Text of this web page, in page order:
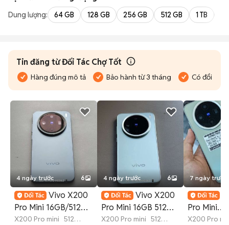
Dung lượng: 64 GB 128 GB 256 GB 512 GB 1 TB
Tin đăng từ Đối Tác Chợ Tốt
Hàng đúng mô tả Bảo hành từ 3 tháng Có đổi trả
4 ngày trước 6
Vivo X200
Pro Mini 16GB/512GB
Đen
X200 Pro mini 512
4 ngày trước 6
Vivo X200
Pro Mini 16GB 512GB
Xanh Lá
X200 Pro mini 512
7 ngày trước
Pro Mini
12GB/
X200 Pro